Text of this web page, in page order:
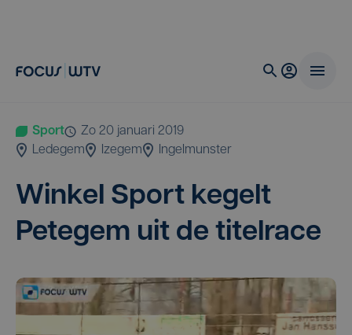
Sport
zo 20 januari 2019
Ledegem
Izegem Ingelmunster
Win­kel Sport kegelt
Pete­gem uit de titelrace